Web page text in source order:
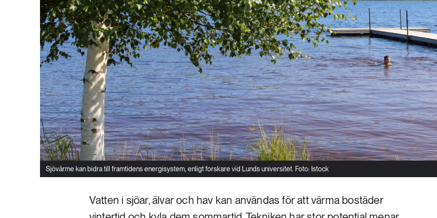
Sjövärme kan bidra till framtidens energisystem, enligt forskare vid Lunds universitet. Foto: Istock
Vatten i sjöar, älvar och hav kan användas för att värma bostäder